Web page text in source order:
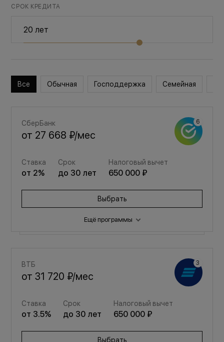
СРОК КРЕДИТА
Все Обычная Господдержка Семейная
СберБанк
от 27 668 ₽/мес
Ставка
от 2%
Срок
до 30 лет
Налоговый вычет
650 000 ₽
Выбрать
Ещё программы
от37 049 ₽/мес
от3.5% до30 650 000 ₽
Выбрать
ВТБ
от31 720 ₽/мес
Ставка
от 3.5%
Срок
до 30 лет
Налоговый вычет
650 000 ₽
Выбрать